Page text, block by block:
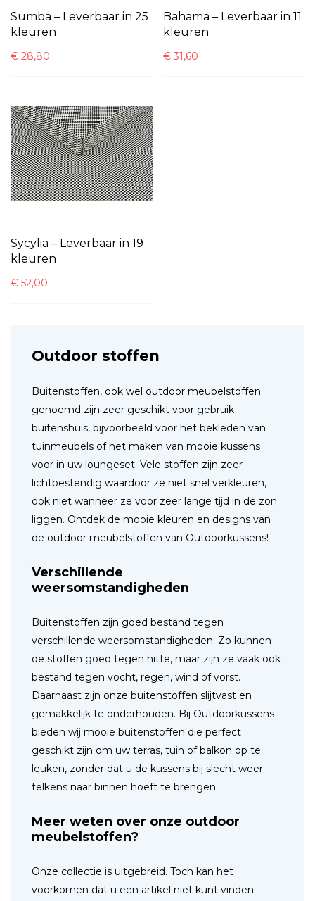
Sumba – Leverbaar in 25
kleuren
€ 28,80
Bahama – Leverbaar in 11
kleuren
€31,60
Sycylia – Leverbaar in 19
kleuren
€ 52,00
Outdoor stoffen
Buitenstoffen, ook wel outdoor meubelstoffen
genoemd zijn zeer geschikt voor gebruik
buitenshuis, bijvoorbeeld voor het bekleden van
tuinmeubels of het maken van mooie kussens
voor in uw loungeset. Vele stoffen zijn zeer
lichtbestendig waardoor ze niet snel verkleuren,
ook niet wanneer ze voor zeer lange tijd in de zon
liggen. Ontdek de mooie kleuren en designs van
de outdoor meubelstoffen van Outdoorkussens!
Verschillende
weersomstandigheden
Buitenstoffen zijn goed bestand tegen
verschillende weersomstandigheden. Zo kunnen
de stoffen goed tegen hitte, maar zijn ze vaak ook
bestand tegen vocht, regen, wind of vorst.
Daarnaast zijn onze buitenstoffen slijtvast en
gemakkelijk te onderhouden. Bij Outdoorkussens
bieden wij mooie buitenstoffen die perfect
geschikt zijn om uw terras, tuin of balkon op te
leuken, zonder dat u de kussens bij slecht weer
telkens naar binnen hoeft te brengen.
Meer weten over onze outdoor
meubelstoffen?
Onze collectie is uitgebreid. Toch kan het
voorkomen dat u een artikel niet kunt vinden.